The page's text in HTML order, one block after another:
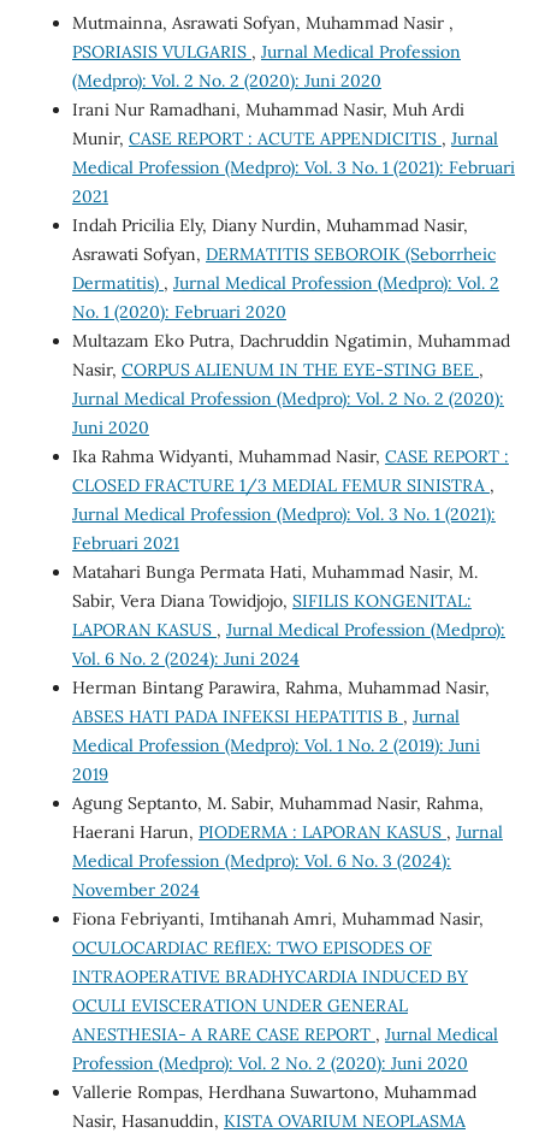
Mutmainna, Asrawati Sofyan, Muhammad Nasir ,
PSORIASIS VULGARIS , Jurnal Medical Profession
(Medpro): Vol. 2 No. 2 (2020): Juni 2020
Irani Nur Ramadhani, Muhammad Nasir, Muh Ardi
Munir, CASE REPORT : ACUTE APPENDICITIS , Jurnal
Medical Profession (Medpro): Vol. 3 No. 1 (2021): Februari
2021
Indah Pricilia Ely, Diany Nurdin, Muhammad Nasir,
Asrawati Sofyan, DERMATITIS SEBOROIK (Seborrheic
Dermatitis) , Jurnal Medical Profession (Medpro): Vol. 2
No. 1 (2020): Februari 2020
Multazam Eko Putra, Dachruddin Ngatimin, Muhammad
Nasir, CORPUS ALIENUM IN THE EYE-STING BEE ,
Jurnal Medical Profession (Medpro): Vol. 2 No. 2 (2020):
Juni 2020
Ika Rahma Widyanti, Muhammad Nasir, CASE REPORT :
CLOSED FRACTURE 1/3 MEDIAL FEMUR SINISTRA ,
Jurnal Medical Profession (Medpro): Vol. 3 No. 1 (2021):
Februari 2021
Matahari Bunga Permata Hati, Muhammad Nasir, M.
Sabir, Vera Diana Towidjojo, SIFILIS KONGENITAL:
LAPORAN KASUS , Jurnal Medical Profession (Medpro):
Vol. 6 No. 2 (2024): Juni 2024
Herman Bintang Parawira, Rahma, Muhammad Nasir,
ABSES HATI PADA INFEKSI HEPATITIS B , Jurnal
Medical Profession (Medpro): Vol. 1 No. 2 (2019): Juni
2019
Agung Septanto, M. Sabir, Muhammad Nasir, Rahma,
Haerani Harun, PIODERMA : LAPORAN KASUS , Jurnal
Medical Profession (Medpro): Vol. 6 No. 3 (2024):
November 2024
Fiona Febriyanti, Imtihanah Amri, Muhammad Nasir,
OCULOCARDIAC REflEX: TWO EPISODES OF
INTRAOPERATIVE BRADHYCARDIA INDUCED BY
OCULI EVISCERATION UNDER GENERAL
ANESTHESIA- A RARE CASE REPORT , Jurnal Medical
Profession (Medpro): Vol. 2 No. 2 (2020): Juni 2020
Vallerie Rompas, Herdhana Suwartono, Muhammad
Nasir, Hasanuddin, KISTA OVARIUM NEOPLASMA